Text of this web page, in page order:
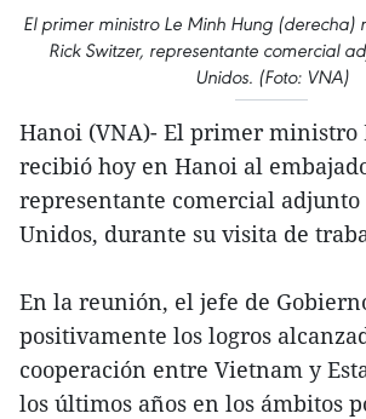
El primer ministro Le Minh Hung
Rick Switzer, representante comercial
Unidos. (Foto: VNA)
Hanoi (VNA)- El primer ministro
recibió hoy en Hanoi al
representante comercial adjunto
Unidos, durante su visita de
En la reunión, el jefe de
positivamente los logros
cooperación entre Vietnam y
los últimos años en los ámbitos